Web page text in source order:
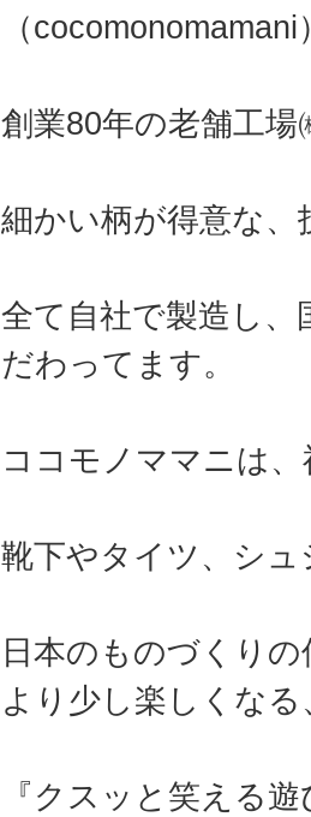
（
創業80年の老舗工
細かい柄が得意な
全て自社で製造し、
だわってます。
ココモノママニは
靴下やタイツ、シ
日本のものづくり
より少し楽しくなる
『クスッと笑える